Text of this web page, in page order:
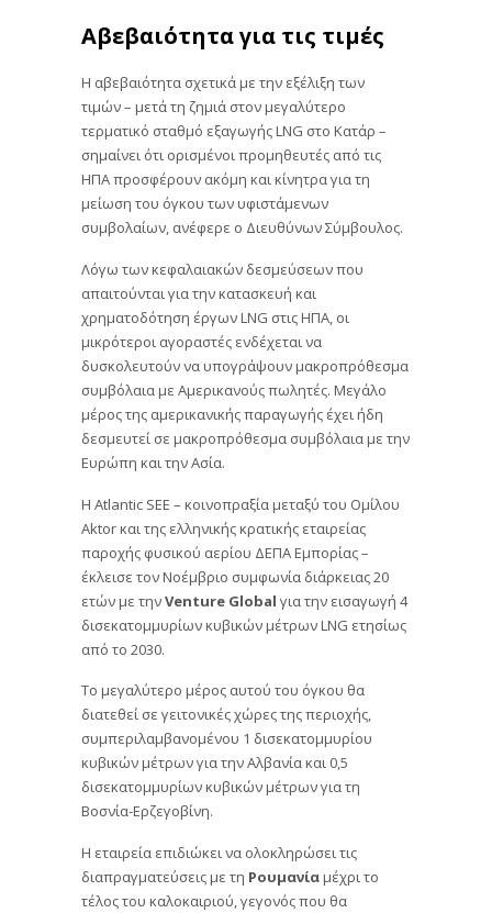
Αβεβαιότητα για τις τιμές
Η αβεβαιότητα σχετικά με την εξέλιξη των
τιμών – μετά τη ζημιά στον μεγαλύτερο
τερματικό σταθμό εξαγωγής LNG στο Κατάρ –
σημαίνει ότι ορισμένοι προμηθευτές από τις
ΗΠΑ προσφέρουν ακόμη και κίνητρα για τη
μείωση του όγκου των υφιστάμενων
συμβολαίων, ανέφερε ο Διευθύνων Σύμβουλος.
Λόγω των κεφαλαιακών δεσμεύσεων που
απαιτούνται για την κατασκευή και
χρηματοδότηση έργων LNG στις ΗΠΑ, οι
μικρότεροι αγοραστές ενδέχεται να
δυσκολευτούν να υπογράψουν μακροπρόθεσμα
συμβόλαια με Αμερικανούς πωλητές. Μεγάλο
μέρος της αμερικανικής παραγωγής έχει ήδη
δεσμευτεί σε μακροπρόθεσμα συμβόλαια με την
Ευρώπη και την Ασία.
Η Atlantic SEE – κοινοπραξία μεταξύ του Ομίλου
Aktor και της ελληνικής κρατικής εταιρείας
παροχής φυσικού αερίου ΔΕΠΑ Εμπορίας –
έκλεισε τον Νοέμβριο συμφωνία διάρκειας 20
ετών με τηνVenture Global για την εισαγωγή 4
δισεκατομμυρίων κυβικών μέτρων LNG ετησίως
από το 2030.
Το μεγαλύτερο μέρος αυτού του όγκου θα
διατεθεί σε γειτονικές χώρες της περιοχής,
συμπεριλαμβανομένου 1 δισεκατομμυρίου
κυβικών μέτρων για την Αλβανία και 0,5
δισεκατομμυρίων κυβικών μέτρων για τη
Βοσνία-Ερζεγοβίνη.
Η εταιρεία επιδιώκει να ολοκληρώσει τις
διαπραγματεύσεις με τη Ρουμανίαμέχρι το
τέλος του καλοκαιριού, γεγονός που θα